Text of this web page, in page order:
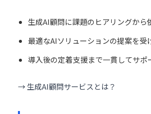
生成AI顧問に課題のヒアリングから
最適なAIソリューションの提案を受
導入後の定着支援まで一貫してサポ
→ 生成AI顧問サービスとは？